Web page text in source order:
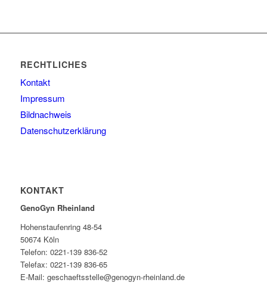
RECHTLICHES
Kontakt
Impressum
Bildnachweis
Datenschutzerklärung
KONTAKT
GenoGyn Rheinland
Hohenstaufenring 48-54
50674 Köln
Telefon: 0221-139 836-52
Telefax: 0221-139 836-65
E-Mail: geschaeftsstelle@genogyn-rheinland.de